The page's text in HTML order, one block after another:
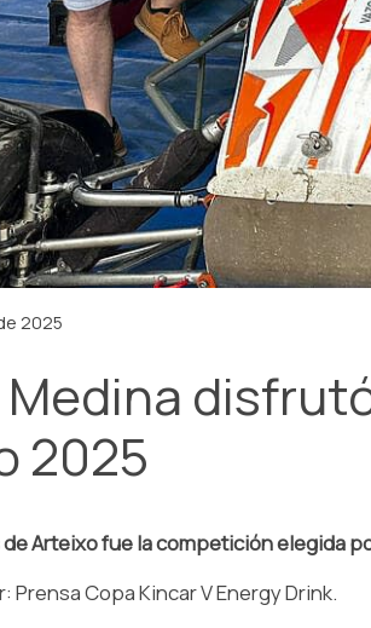
2025
2025
de Arteixo fue la competición elegida
Prensa Copa Kincar V Energy Drink.